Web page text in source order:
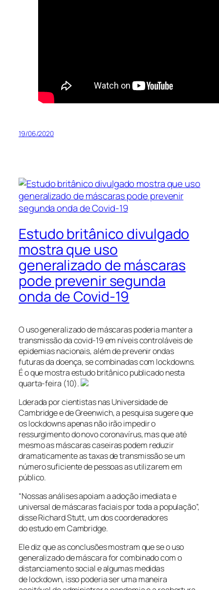
19/06/2020
Estudo britânico divulgado
mostra que uso
generalizado de máscaras
pode prevenir segunda
onda de Covid-19
O uso generalizado de máscaras poderia manter a
transmissão da covid-19 em níveis controláveis de
epidemias nacionais, além de prevenir ondas
futuras da doença, se combinadas com lockdowns.
É o que mostra estudo britânico publicado nesta
quarta-feira (10).
Lderada por cientistas nas Universidade de
Cambridge e de Greenwich, a pesquisa sugere que
oslockdownsapenas não irão impedir o
ressurgimento do novo coronavírus, mas que até
mesmo as máscaras caseiras podem reduzir
dramaticamente as taxas de transmissão se um
número suficiente de pessoas as utilizarem em
público.
“Nossas análises apoiam a adoção imediata e
universal de máscaras faciais por toda a população”,
disse Richard Stutt, um dos coordenadores
do estudo em Cambridge.
Ele diz que as conclusões mostram que se o uso
generalizado de máscara for combinado com o
distanciamento social e algumas medidas
delockdown, isso poderia ser uma maneira